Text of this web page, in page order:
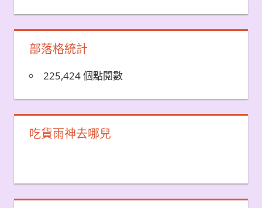
部落格統計
225,424 個點閱數
吃貨雨神去哪兒